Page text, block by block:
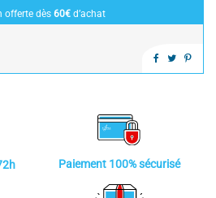
offerte dès 60€ d’achat
Paiement 100% sécurisé